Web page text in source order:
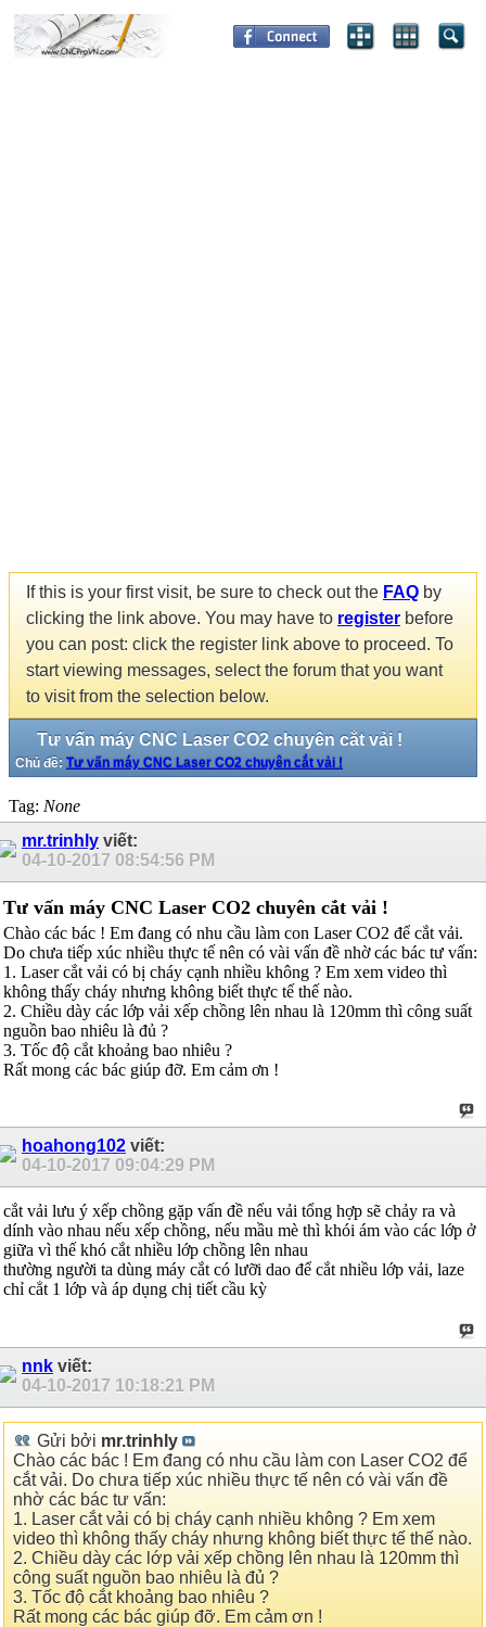
If this is your first visit, be sure to check out the FAQ by
clicking the link above. You may have to register before
you can post: click the register link above to proceed. To
start viewing messages, select the forum that you want
to visit from the selection below.
Tư vấn máy CNC Laser CO2 chuyên cắt vải !
Chủ đề: Tư vấn máy CNC Laser CO2 chuyên cắt vải !
Tag: None
mr.trinhly viết:
04-10-2017 08:54:56 PM
Tư vấn máy CNC Laser CO2 chuyên cắt vải !
Chào các bác ! Em đang có nhu cầu làm con Laser CO2 để cắt vải.
Do chưa tiếp xúc nhiều thực tế nên có vài vấn đề nhờ các bác tư vấn:
1. Laser cắt vải có bị cháy cạnh nhiều không ? Em xem video thì
không thấy cháy nhưng không biết thực tế thế nào.
2. Chiều dày các lớp vải xếp chồng lên nhau là 120mm thì công suất
nguồn bao nhiêu là đủ ?
3. Tốc độ cắt khoảng bao nhiêu ?
Rất mong các bác giúp đỡ. Em cảm ơn !
hoahong102 viết:
04-10-2017 09:04:29 PM
cắt vải lưu ý xếp chồng gặp vấn đề nếu vải tổng hợp sẽ chảy ra và
dính vào nhau nếu xếp chồng, nếu mầu mè thì khói ám vào các lớp ở
giữa vì thế khó cắt nhiều lớp chồng lên nhau
thường người ta dùng máy cắt có lưỡi dao để cắt nhiều lớp vải, laze
chỉ cẳt 1 lớp và áp dụng chị tiết cầu kỳ
nnk viết:
04-10-2017 10:18:21 PM
Gửi bởi mr.trinhly
Chào các bác ! Em đang có nhu cầu làm con Laser CO2 để
cắt vải. Do chưa tiếp xúc nhiều thực tế nên có vài vấn đề
nhờ các bác tư vấn:
1. Laser cắt vải có bị cháy cạnh nhiều không ? Em xem
video thì không thấy cháy nhưng không biết thực tế thế nào.
2. Chiều dày các lớp vải xếp chồng lên nhau là 120mm thì
công suất nguồn bao nhiêu là đủ ?
3. Tốc độ cắt khoảng bao nhiêu ?
Rất mong các bác giúp đỡ. Em cảm ơn !